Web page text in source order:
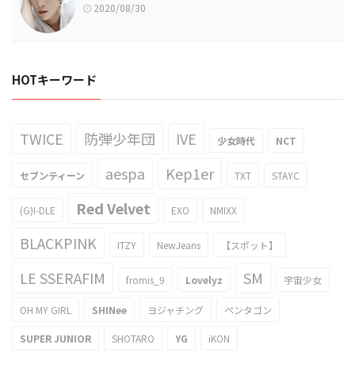
2020/08/30
HOTキーワード
TWICE 防弾少年団 IVE 少女時代 NCT
セブンティーン aespa Kep1er TXT STAYC
(G)I-DLE Red Velvet EXO NMIXX
BLACKPINK ITZY NewJeans 【スポット】
LE SSERAFIM fromis_9 Lovelyz SM 宇宙少女
OH MY GIRL SHINee ヨジャチング ペンタゴン
SUPER JUNIOR SHOTARO YG iKON